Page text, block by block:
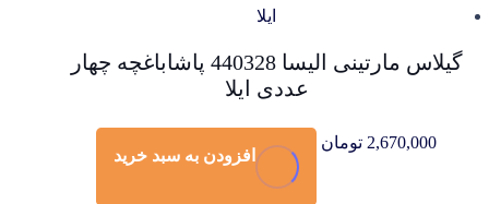
گیلاس مارتینی الیسا 440328 پاشاباغچه چهار
عددی ایلا
2,670,000 تومان
افزودن به سبد خرید